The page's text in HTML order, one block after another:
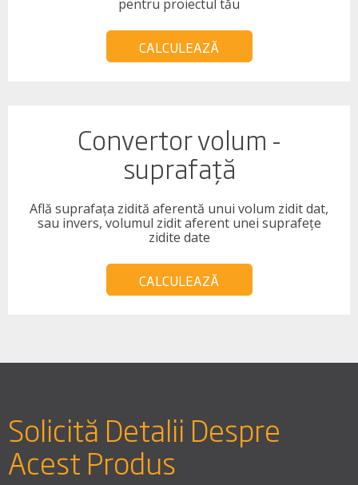
pentru proiectul tău
CALCULEAZĂ
Convertor volum -
suprafață
Află suprafața zidită aferentă unui volum zidit dat,
sau invers, volumul zidit aferent unei suprafețe
zidite date
CALCULEAZĂ
Solicită Detalii Despre
Acest Produs